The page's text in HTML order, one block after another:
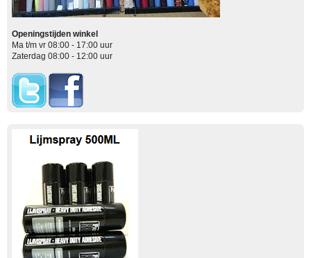
Openingstijden winkel
Ma t/m vr 08:00 - 17:00 uur
Zaterdag 08:00 - 12:00 uur